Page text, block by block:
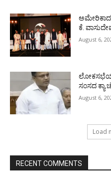
ಅಮೇರಿಕಾದ
ಕೆ.
August 6,
ಸಂಸದ
August 6,
Load
RECENT COMMENTS